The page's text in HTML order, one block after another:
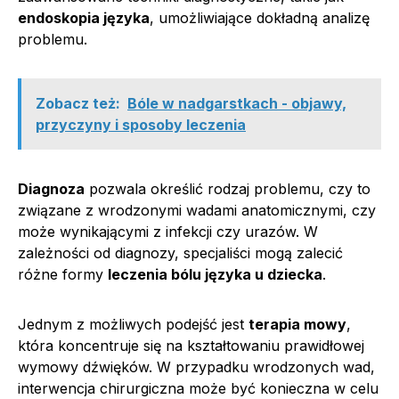
endoskopia języka, umożliwiające dokładną analizę
problemu.
Zobacz też: Bóle w nadgarstkach - objawy,
przyczyny i sposoby leczenia
Diagnoza pozwala określić rodzaj problemu, czy to
związane z wrodzonymi wadami anatomicznymi, czy
może wynikającymi z infekcji czy urazów. W
zależności od diagnozy, specjaliści mogą zalecić
różne formy leczenia bólu języka u dziecka.
Jednym z możliwych podejść jest terapia mowy,
która koncentruje się na kształtowaniu prawidłowej
wymowy dźwięków. W przypadku wrodzonych wad,
interwencja chirurgiczna może być konieczna w celu